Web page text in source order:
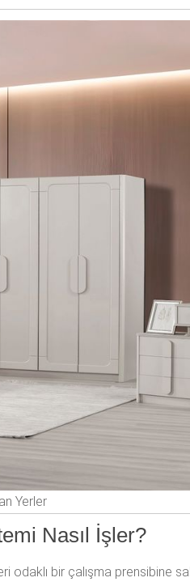
Yerler
Nasıl İşler?
odaklı bir çalışma prensibine